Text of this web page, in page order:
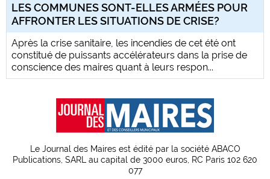
LES COMMUNES SONT-ELLES ARMÉES POUR
AFFRONTER LES SITUATIONS DE CRISE?
Après la crise sanitaire, les incendies de cet été ont
constitué de puissants accélérateurs dans la prise de
conscience des maires quant à leurs respon...
Le Journal des Maires est édité par la société ABACO
Publications, SARL au capital de 3000 euros, RC Paris 102 620
077